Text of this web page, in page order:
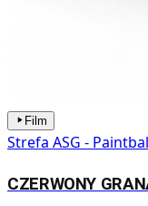
Film
Strefa ASG -
CZERWONY